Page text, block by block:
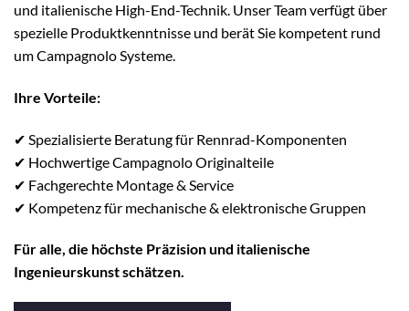
und italienische High-End-Technik. Unser Team verfügt über
spezielle Produktkenntnisse und berät Sie kompetent rund
um Campagnolo Systeme.
Ihre Vorteile:
✔ Spezialisierte Beratung für Rennrad-Komponenten
✔ Hochwertige Campagnolo Originalteile
✔ Fachgerechte Montage & Service
✔ Kompetenz für mechanische & elektronische Gruppen
Für alle, die höchste Präzision und italienische
Ingenieurskunst schätzen.